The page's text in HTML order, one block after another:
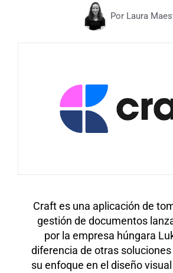
Por Laura
Craft es una aplicación de
gestión de documentos
por la empresa húngara
diferencia de otras
su enfoque en el diseño